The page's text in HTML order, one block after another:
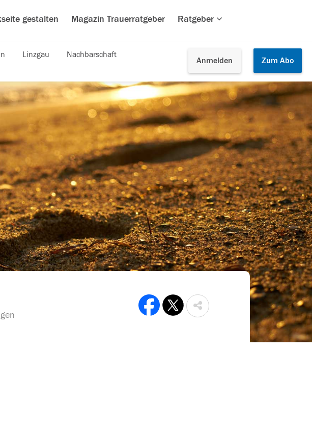
gestalten Magazin Trauerratgeber Ratgeber
Anmelden Zum Abo
Linzgau Nachbarschaft